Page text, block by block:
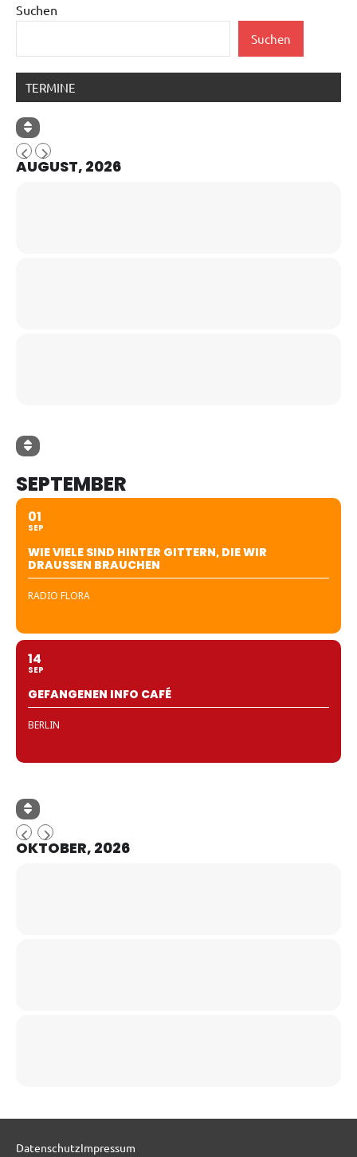
Suchen
Suchen
TERMINE
AUGUST, 2026
SEPTEMBER
01
SEP
WIE VIELE SIND HINTER GITTERN, DIE WIR
DRAUSSEN BRAUCHEN
RADIO FLORA
14
SEP
GEFANGENEN INFO CAFÉ
BERLIN
OKTOBER, 2026
DatenschutzImpressum